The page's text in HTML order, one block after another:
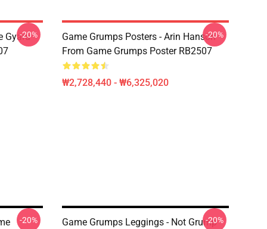
Gyaru
-20%
Game Grumps Posters - Arin Hanson
From Game Grumps Poster RB2507
₩2,728,440 - ₩6,325,020
-20%
-20%
Game Grumps Leggings - Not Grump
-20%